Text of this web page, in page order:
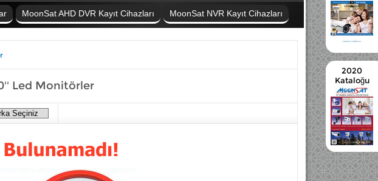
MoonSat AHD DVR Kayıt Cihazları MoonSat NVR Kayıt Cihazları
Led Monitörler
2020
Kataloğu